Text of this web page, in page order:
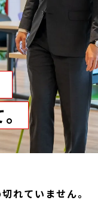
れていません。